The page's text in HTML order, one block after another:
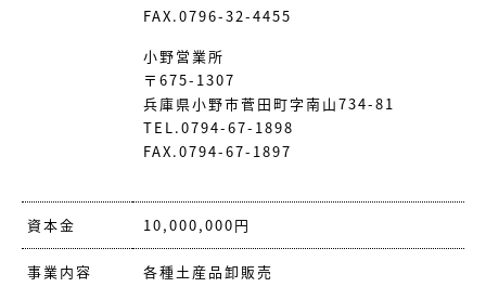
FAX.0796-32-4455
小野営業所
〒675-1307
兵庫県小野市菅田町字南山734-81
TEL.0794-67-1898
FAX.0794-67-1897
資本金 10,000,000円
事業内容 各種土産品卸販売